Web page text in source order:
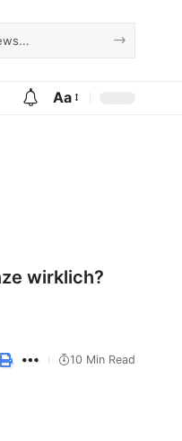
Aa
wirklich?
10 Min Read